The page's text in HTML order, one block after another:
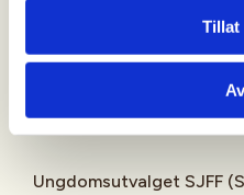
Tillat
SJFFUpå
TikTokog vår egen
Ungdomsutvalget SJFF